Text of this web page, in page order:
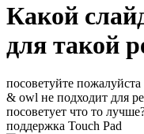
Какой
для такой
посоветуйте
& owl не подходит для
посоветует что то
поддержка Touch Pad